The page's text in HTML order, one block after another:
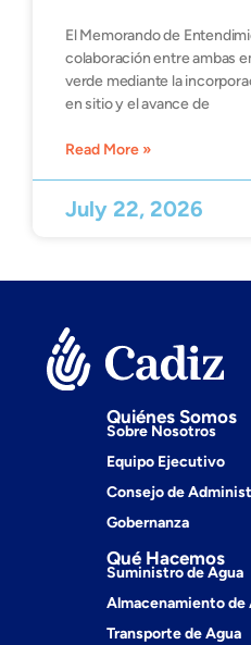
El Memorando de
colaboración entre ambas
verde mediante la
en sitio y el avance de
Read More »
July 22, 2026
Quiénes Somos
Sobre Nosotros
Equipo Ejecutivo
Consejo de
Gobernanza
Qué Hacemos
Suministro de Agua
Almacenamiento de
Transporte de Agua